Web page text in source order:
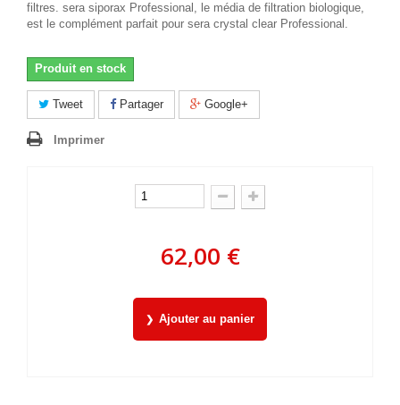
filtres. sera siporax Professional, le média de filtration biologique,
est le complément parfait pour sera crystal clear Professional.
Produit en stock
Tweet Partager Google+
Imprimer
62,00 €
Ajouter au panier